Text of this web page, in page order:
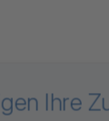
Ihre